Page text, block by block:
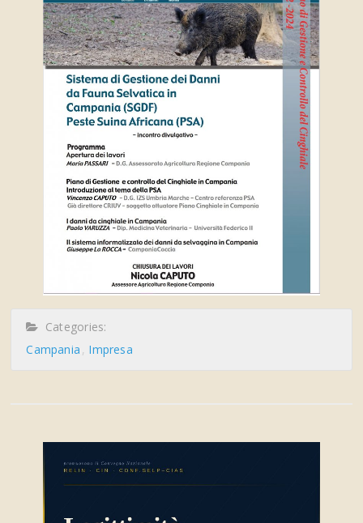
Categories:
Campania
Impresa